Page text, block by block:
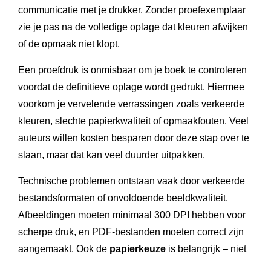
communicatie met je drukker. Zonder proefexemplaar
zie je pas na de volledige oplage dat kleuren afwijken
of de opmaak niet klopt.
Een proefdruk is onmisbaar om je boek te controleren
voordat de definitieve oplage wordt gedrukt. Hiermee
voorkom je vervelende verrassingen zoals verkeerde
kleuren, slechte papierkwaliteit of opmaakfouten. Veel
auteurs willen kosten besparen door deze stap over te
slaan, maar dat kan veel duurder uitpakken.
Technische problemen ontstaan vaak door verkeerde
bestandsformaten of onvoldoende beeldkwaliteit.
Afbeeldingen moeten minimaal 300 DPI hebben voor
scherpe druk, en PDF-bestanden moeten correct zijn
aangemaakt. Ook de papierkeuze is belangrijk – niet